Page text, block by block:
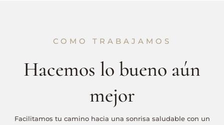
COMO TRABAJAMOS
Hacemos lo bueno aún
mejor
Facilitamos tu camino hacia una sonrisa saludable con un